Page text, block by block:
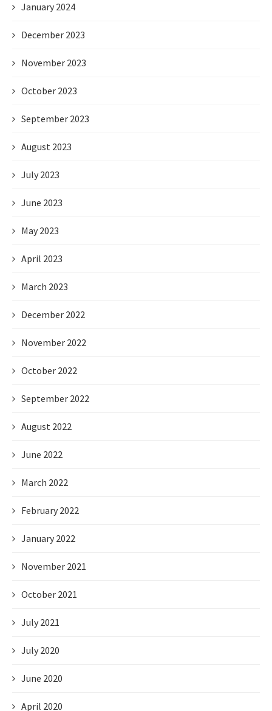
January 2024
December 2023
November 2023
October 2023
September 2023
August 2023
July 2023
June 2023
May 2023
April 2023
March 2023
December 2022
November 2022
October 2022
September 2022
August 2022
June 2022
March 2022
February 2022
January 2022
November 2021
October 2021
July 2021
July 2020
June 2020
April 2020